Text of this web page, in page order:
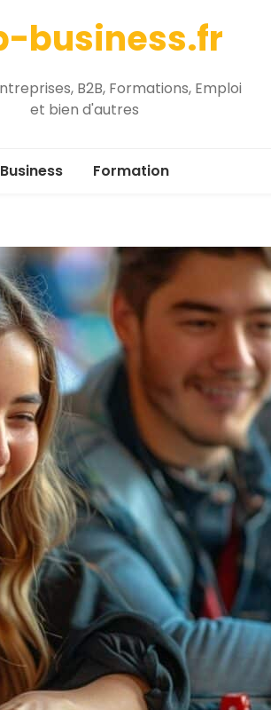
business.fr
B2B, Formations, Emploi
et bien d'autres
Business Formation